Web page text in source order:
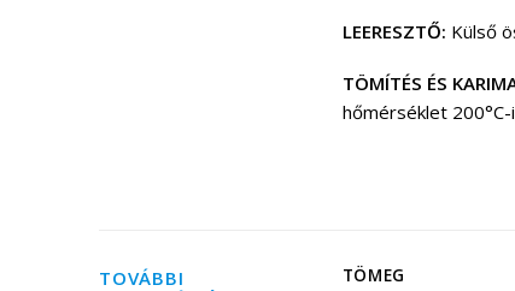
LEERESZTŐ: Külső
TÖMÍTÉS ÉS
hőmérséklet
TOVÁBBI
TÖMEG